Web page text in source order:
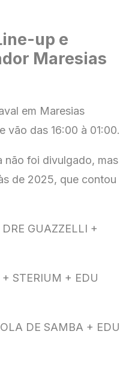
up e
Maresias
em Maresias
vão das 16:00 à 01:00.
não foi divulgado, mas
de 2025, que contou
GUAZZELLI +
STERIUM + EDU
DE SAMBA + EDU